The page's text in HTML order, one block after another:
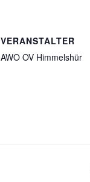
VERANSTALTER
AWO OV Himmelshür